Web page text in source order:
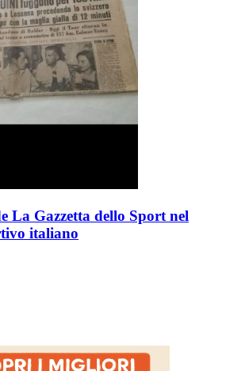
La Gazzetta dello Sport nel
italiano